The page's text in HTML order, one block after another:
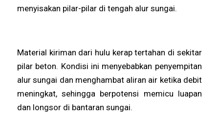
menyisakan pilar-pilar di tengah alur sungai.
Material kiriman dari hulu kerap tertahan di sekitar
pilar beton. Kondisi ini menyebabkan penyempitan
alur sungai dan menghambat aliran air ketika debit
meningkat, sehingga berpotensi memicu luapan
dan longsor di bantaran sungai.